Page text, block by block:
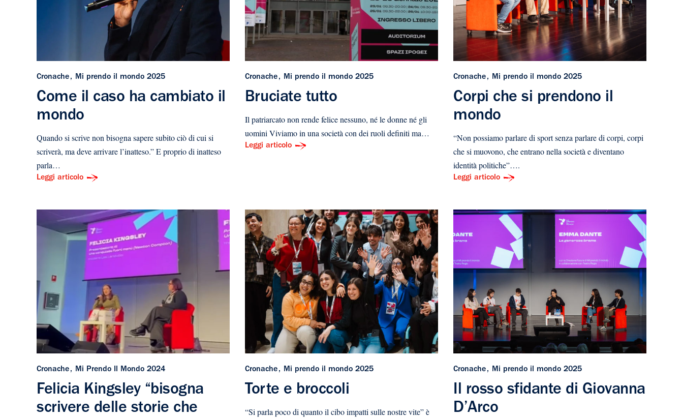
Cronache Mi prendo il mondo 2025
Come il caso ha cambiato il
mondo
Quando si scrive non bisogna sapere subito ciò di cui si
scriverà, ma deve arrivare l’inatteso.” E proprio di inatteso
parla…
Leggi articolo
Cronache Mi prendo il mondo 2025
Bruciate tutto
Il patriarcato non rende felice nessuno, né le donne né gli
uomini Viviamo in una società con dei ruoli definiti ma…
Leggi articolo
Cronache Mi prendo il mondo 2025
Corpi che si prendono il
mondo
“Non possiamo parlare di sport senza parlare di corpi, corpi
che si muovono, che entrano nella società e diventano
identità politiche”….
Leggi articolo
Cronache Mi Prendo Il Mondo 2024
Felicia Kingsley “bisogna
scrivere delle storie che
Cronache Mi prendo il mondo 2025
Torte e broccoli
“Si parla poco di quanto il cibo impatti sulle nostre vite” è
Cronache Mi prendo il mondo 2025
Il rosso sfidante di Giovanna
D’Arco